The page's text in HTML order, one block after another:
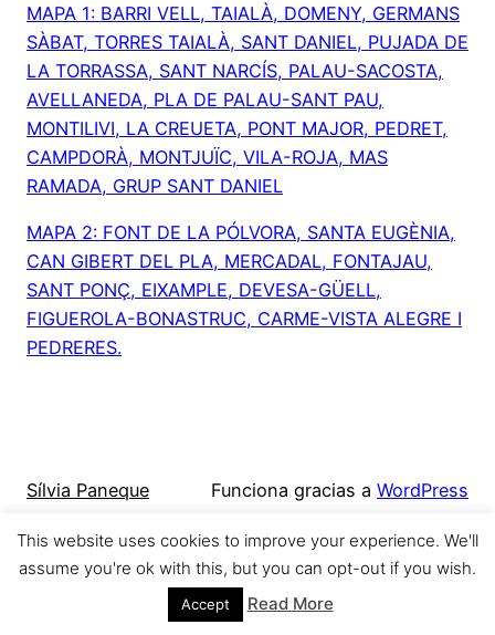
MAPA 1: BARRI VELL, TAIALÀ, DOMENY, GERMANS
SÀBAT, TORRES TAIALÀ, SANT DANIEL, PUJADA DE
LA TORRASSA, SANT NARCÍS, PALAU-SACOSTA,
AVELLANEDA, PLA DE PALAU-SANT PAU,
MONTILIVI, LA CREUETA, PONT MAJOR, PEDRET,
CAMPDORÀ, MONTJUÏC, VILA-ROJA, MAS
RAMADA, GRUP SANT DANIEL
MAPA 2: FONT DE LA PÓLVORA, SANTA EUGÈNIA,
CAN GIBERT DEL PLA, MERCADAL, FONTAJAU,
SANT PONÇ, EIXAMPLE, DEVESA-GÜELL,
FIGUEROLA-BONASTRUC, CARME-VISTA ALEGRE I
PEDRERES.
Sílvia Paneque Funciona gracias a WordPress
This website uses cookies to improve your experience. We'll
assume you're ok with this, but you can opt-out if you wish.
Accept Read More